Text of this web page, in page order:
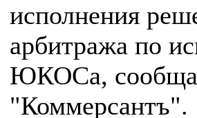
исполнения
арбитража по
ЮКОСа,
"Коммерсантъ".